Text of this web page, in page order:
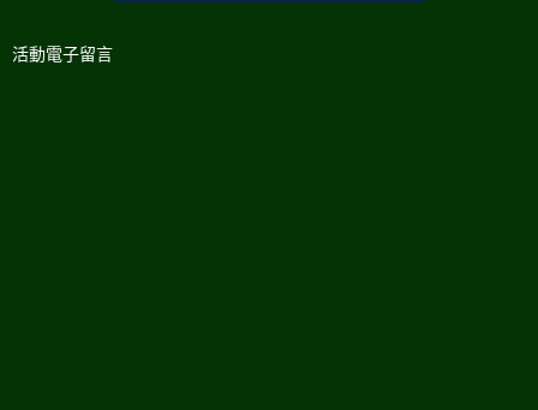
活動電子留言